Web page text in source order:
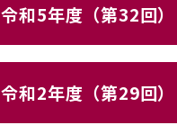
令和5年度（第32回）
令和2年度（第29回）